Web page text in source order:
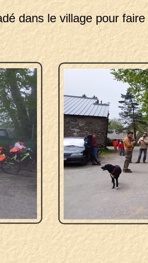
dans le village pour